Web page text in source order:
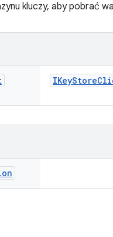
kluczy, aby pobrać
IKeyStore